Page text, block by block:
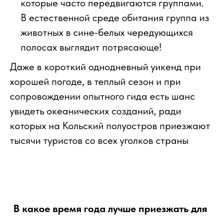
которые часто передвигаются группами.
В естественной среде обитания группа из
животных в сине-белых чередующихся
полосах выглядит потрясающе!
Даже в короткий однодневный уикенд при
хорошей погоде, в теплый сезон и при
сопровождении опытного гида есть шанс
увидеть океанических созданий, ради
которых на Кольский полуостров приезжают
тысячи туристов со всех уголков страны
В какое время года лучше приезжать для